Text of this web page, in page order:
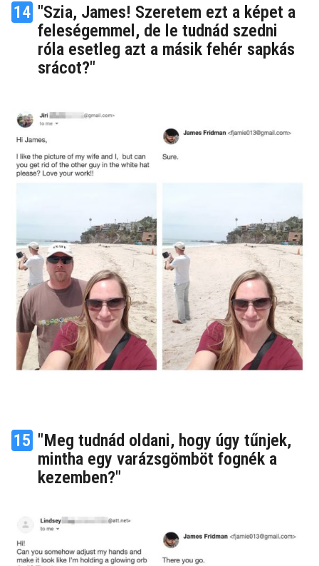
14 "Szia, James! Szeretem ezt a képet a
feleségemmel, de le tudnád szedni
róla esetleg azt a másik fehér sapkás
srácot?"
15 "Meg tudnád oldani, hogy úgy tűnjek,
mintha egy varázsgömböt fognék a
kezemben?"